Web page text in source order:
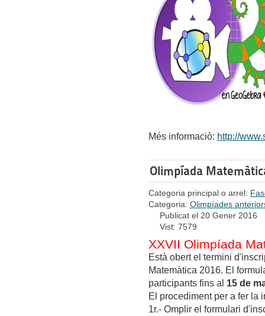
Més informaciò: http://
Olimpíada
Categoria principal o arrel:
Categoria: Olimpíades
Publicat el 20 Gener 2016
Vist: 7579
XXVII Olimpíada
Està obert el termini
Matemàtica 2016. El
participants fins al 15 de
El procediment per a fer la
1r.- Omplir el formulari